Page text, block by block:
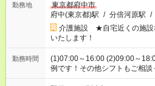
勤務地
東京都府中市
府中(東京都)駅 / 分倍河原駅 /
介護施設 ★自宅近くの施設
いたします！
勤務時間
(1)07:00～16:00 (2)09:00～18:00
例です！その他シフトもご相談